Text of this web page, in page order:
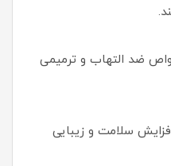
ضد التهاب و ترمیمی
سلامت و زیبایی